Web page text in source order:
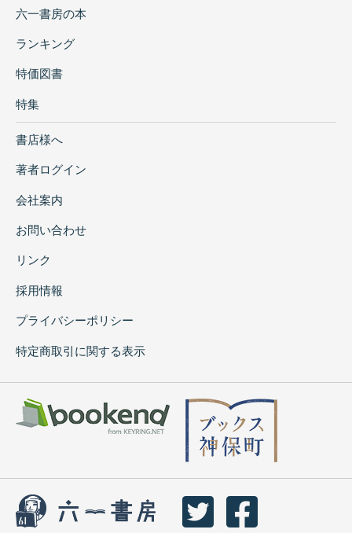
六一書房の本
ランキング
特価図書
特集
書店様へ
著者ログイン
会社案内
お問い合わせ
リンク
採用情報
プライバシーポリシー
特定商取引に関する表示